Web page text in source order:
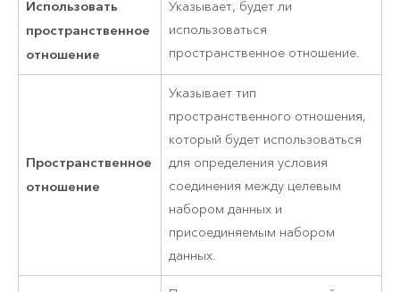
Использовать
пространственное
отношение
Указывает, будет ли
использоваться
пространственное отношение.
Пространственное
отношение
Указывает тип
пространственного отношения,
который будет использоваться
для определения условия
соединения между целевым
набором данных и
присоединяемым набором
данных.